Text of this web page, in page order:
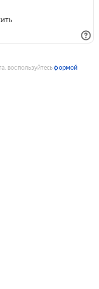
воспользуйтесьформой